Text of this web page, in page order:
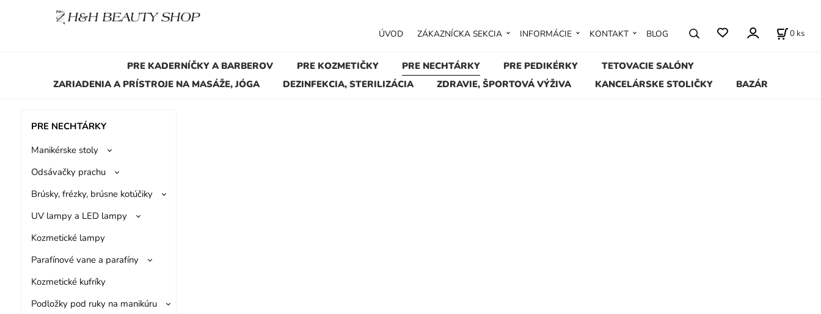
PRE KADERNÍČKY A BARBEROV PRE KOZMETIČKY PRE NECHTÁRKY PRE PEDIKÉRKY
TETOVACIE SALÓNY
ZARIADENIA A PRÍSTROJE NA MASÁŽE, JÓGA
DEZINFEKCIA, STERILIZÁCIA ZDRAVIE, ŠPORTOVÁ VÝŽIVA KANCELÁRSKE STOLIČKY BAZÁR
ÚVOD ZÁKAZNÍCKA SEKCIA INFORMÁCIE KONTAKT BLOG 0 ks
PRE NECHTÁRKY
Manikérske stoly
Odsávačky prachu
Brúsky, frézky, brúsne kotúčiky
UV lampy a LED lampy
Kozmetické lampy
Parafínové vane a parafíny
Kozmetické kufríky
Podložky pod ruky na manikúru